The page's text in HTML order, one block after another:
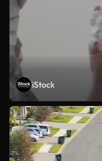
iStock